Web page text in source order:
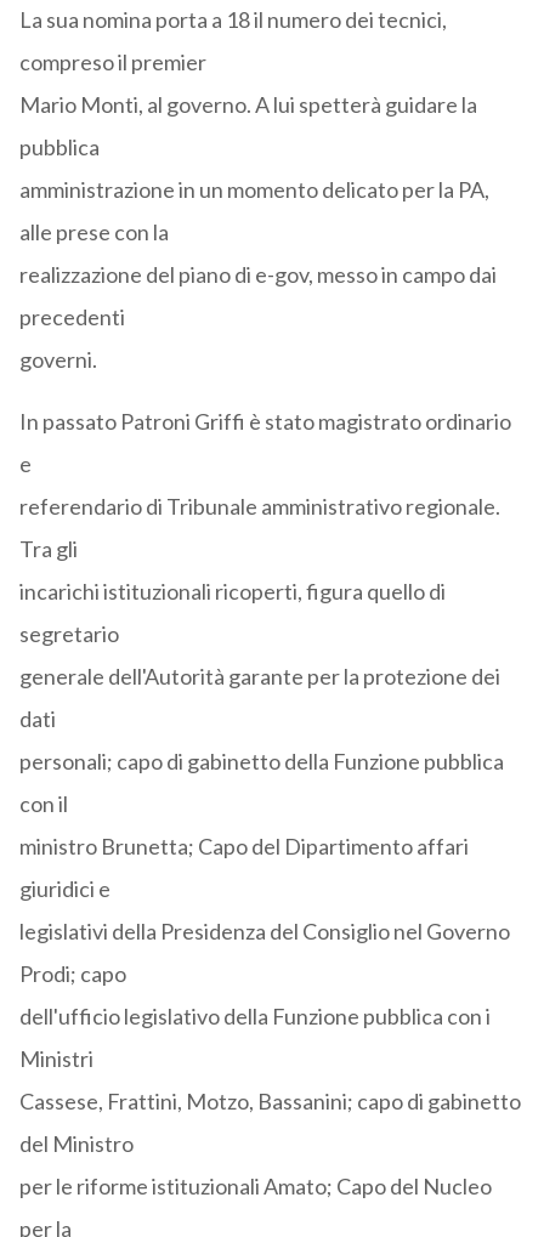
La sua nomina porta a 18 il numero dei tecnici,
compreso il premier
Mario Monti, al governo. A lui spetterà guidare la
pubblica
amministrazione in un momento delicato per la PA,
alle prese con la
realizzazione del piano di e-gov, messo in campo dai
precedenti
governi.
In passato Patroni Griffi è stato magistrato ordinario
e
referendario di Tribunale amministrativo regionale.
Tra gli
incarichi istituzionali ricoperti, figura quello di
segretario
generale dell'Autorità garante per la protezione dei
dati
personali; capo di gabinetto della Funzione pubblica
con il
ministro Brunetta; Capo del Dipartimento affari
giuridici e
legislativi della Presidenza del Consiglio nel Governo
Prodi; capo
dell'ufficio legislativo della Funzione pubblica con i
Ministri
Cassese, Frattini, Motzo, Bassanini; capo di gabinetto
del Ministro
per le riforme istituzionali Amato; Capo del Nucleo
per la